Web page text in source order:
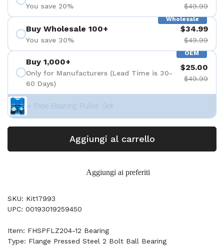
You save 20% $49.99
Wholesale
Buy Wholesale 100+
You save 30%
$34.99
$49.99
OEM
Buy 1,000+
Only for Manufacturers (Lead Time is 30-
60 Days)
$25.00
$49.99
+ Free Bearing Puller Set
Aggiungi al carrello
Aggiungi ai preferiti
SKU: Kit17993
UPC: 00193019259450
Item: FHSPFLZ204-12 Bearing
Type: Flange Pressed Steel 2 Bolt Ball Bearing